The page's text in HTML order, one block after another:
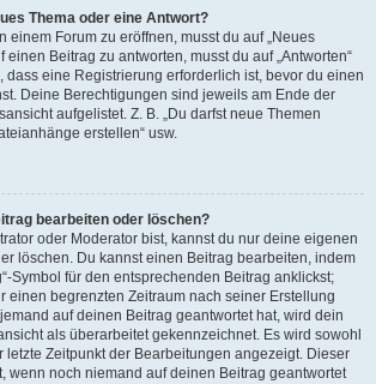
Thema oder eine Antwort?
einem Forum zu eröffnen, musst du auf „Neues
einen Beitrag zu antworten, musst du auf „Antworten“
dass eine Registrierung erforderlich ist, bevor du einen
Deine Berechtigungen sind jeweils am Ende der
aufgelistet. Z. B. „Du darfst neue Themen
erstellen“ usw.
bearbeiten oder löschen?
oder Moderator bist, kannst du nur deine eigenen
löschen. Du kannst einen Beitrag bearbeiten, indem
Symbol für den entsprechenden Beitrag anklickst;
einen begrenzten Zeitraum nach seiner Erstellung
auf deinen Beitrag geantwortet hat, wird dein
als überarbeitet gekennzeichnet. Es wird sowohl
letzte Zeitpunkt der Bearbeitungen angezeigt. Dieser
wenn noch niemand auf deinen Beitrag geantwortet